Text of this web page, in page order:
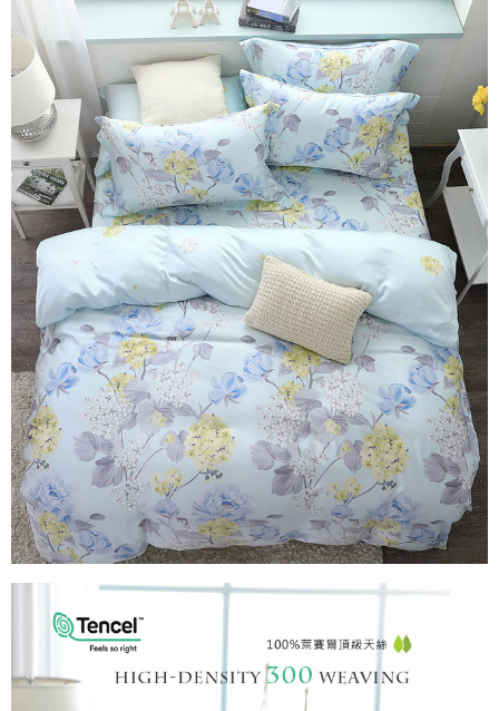
３．未成年的使用者請事先徵得法定代理人或監護人之同意方可使用
「AFTEE先享後付」，若未經同意申辦者引起之損失，本公司不負相關責
任。
４．使用「AFTEE先享後付」時，將依據個別帳號之用戶狀況，依本公司即
時審查核予不同之上限額度；若仍有額度不足之情形，本公司將視審查結果
請求用戶進行身份認證。
５．嚴禁一人註冊多個帳號或使用他人資訊註冊。若發現惡意使用之情形，
恩沛科技股份有限公司將有權停止該用戶之使用額度並採取法律行動。